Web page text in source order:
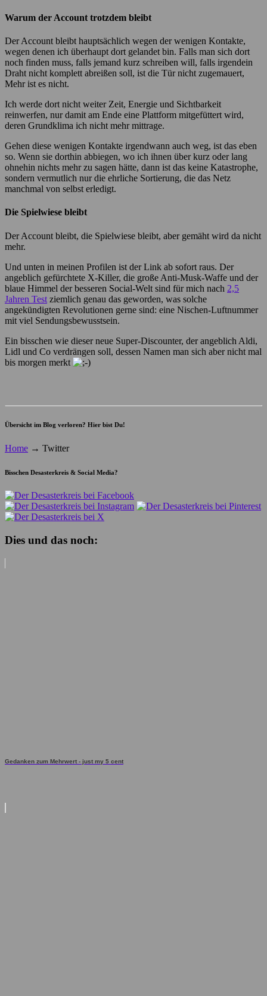
Warum der Account trotzdem bleibt
Der Account bleibt hauptsächlich wegen der wenigen Kontakte,
wegen denen ich überhaupt dort gelandet bin. Falls man sich dort
noch finden muss, falls jemand kurz schreiben will, falls irgendein
Draht nicht komplett abreißen soll, ist die Tür nicht zugemauert,
Mehr ist es nicht.
Ich werde dort nicht weiter Zeit, Energie und Sichtbarkeit
reinwerfen, nur damit am Ende eine Plattform mitgefüttert wird,
deren Grundklima ich nicht mehr mittrage.
Gehen diese wenigen Kontakte irgendwann auch weg, ist das eben
so. Wenn sie dorthin abbiegen, wo ich ihnen über kurz oder lang
ohnehin nichts mehr zu sagen hätte, dann ist das keine Katastrophe,
sondern vermutlich nur die ehrliche Sortierung, die das Netz
manchmal von selbst erledigt.
Die Spielwiese bleibt
Der Account bleibt, die Spielwiese bleibt, aber gemäht wird da nicht
mehr.
Und unten in meinen Profilen ist der Link ab sofort raus. Der
angeblich gefürchtete X-Killer, die große Anti-Musk-Waffe und der
blaue Himmel der besseren Social-Welt sind für mich nach 2,5
Jahren Test ziemlich genau das geworden, was solche
angekündigten Revolutionen gerne sind: eine Nischen-Luftnummer
mit viel Sendungsbewusstsein.
Ein bisschen wie dieser neue Super-Discounter, der angeblich Aldi,
Lidl und Co verdrängen soll, dessen Namen man sich aber nicht mal
bis morgen merkt
Übersicht im Blog verloren? Hier bist Du!
Home → Twitter
Bisschen Desasterkreis & Social Media?
Dies und das noch:
Gedanken zum Mehrwert - just my 5 cent